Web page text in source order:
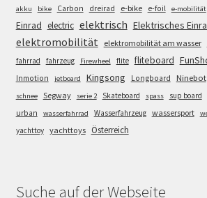
akku bike Carbon dreirad e-bike e-foil e-mobilität
Einrad electric elektrisch Elektrisches
elektromobilität elektromobilität am wasser
fahrrad
fahrzeug Firewheel flite fliteboard
Inmotion jetboard Kingsong Longboard Ninebot
schnee Segway serie 2 Skateboard spass sup board
urban wasserfahrrad Wasserfahrzeug wassersport
yachttoy yachttoys Österreich
Suche auf der Webseite